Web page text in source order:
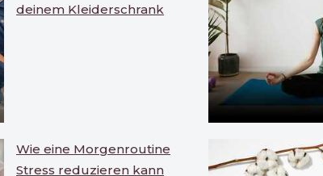
deinem Kleiderschrank
Wie eine Morgenroutine
Stress reduzieren kann